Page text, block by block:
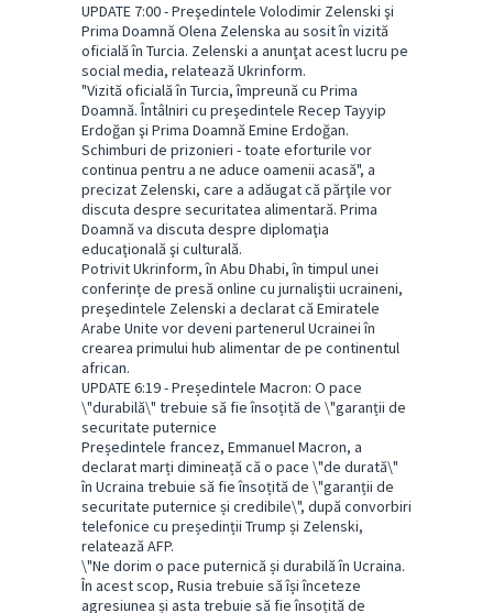
UPDATE 7:00 - Preşedintele Volodimir Zelenski şi
Prima Doamnă Olena Zelenska au sosit în vizită
oficială în Turcia. Zelenski a anunţat acest lucru pe
social media, relatează Ukrinform.
"Vizită oficială în Turcia, împreună cu Prima
Doamnă. Întâlniri cu preşedintele Recep Tayyip
Erdoğan şi Prima Doamnă Emine Erdoğan.
Schimburi de prizonieri - toate eforturile vor
continua pentru a ne aduce oamenii acasă", a
precizat Zelenski, care a adăugat că părţile vor
discuta despre securitatea alimentară. Prima
Doamnă va discuta despre diplomaţia
educaţională şi culturală.
Potrivit Ukrinform, în Abu Dhabi, în timpul unei
conferinţe de presă online cu jurnaliştii ucraineni,
preşedintele Zelenski a declarat că Emiratele
Arabe Unite vor deveni partenerul Ucrainei în
crearea primului hub alimentar de pe continentul
african.
UPDATE 6:19 - Președintele Macron: O pace
\"durabilă\" trebuie să fie însoțită de \"garanții de
securitate puternice
Președintele francez, Emmanuel Macron, a
declarat marți dimineață că o pace \"de durată\"
în Ucraina trebuie să fie însoțită de \"garanții de
securitate puternice și credibile\", după convorbiri
telefonice cu președinții Trump și Zelenski,
relatează AFP.
\"Ne dorim o pace puternică și durabilă în Ucraina.
În acest scop, Rusia trebuie să își înceteze
agresiunea și asta trebuie să fie însoțită de